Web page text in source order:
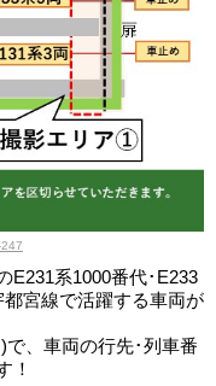
E231系1000番代･E233
宮線で活躍する車両が
、車両の行先･列車番
！